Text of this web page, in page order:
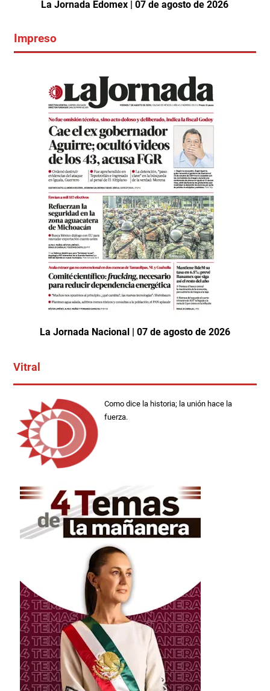
La Jornada Edomex | 07 de agosto de 2026
Impreso
La Jornada Nacional | 07 de agosto de 2026
Vitral
Como dice la historia; la unión hace la
fuerza.